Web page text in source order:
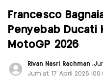
Francesco
Penyebab Ducati
MotoGP 2026
Rivan Nasri Rachman ,
Jum'at, 17 April 2026